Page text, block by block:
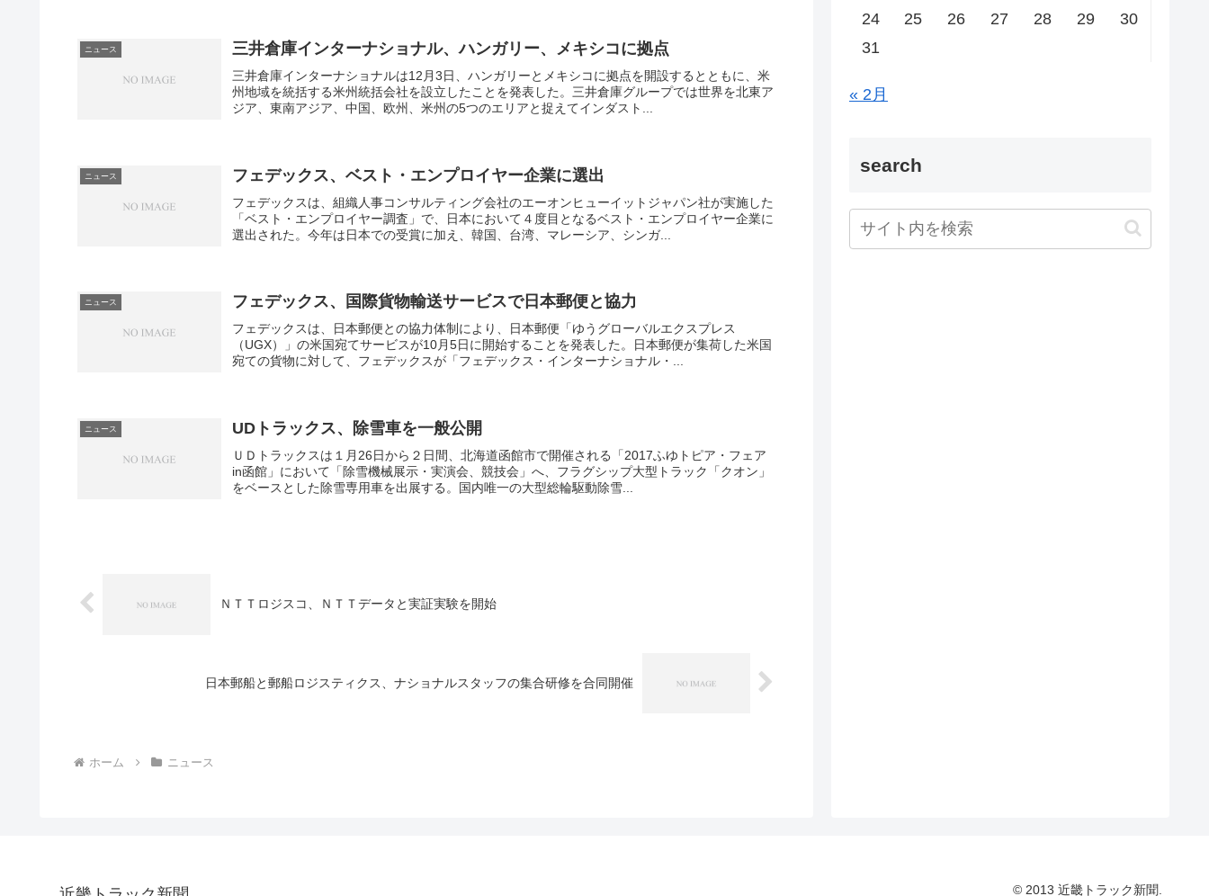
ニュース 三井倉庫インターナショナル、ハンガリー、メキシコに拠点
三井倉庫インターナショナルは12月3日、ハンガリーとメキシコに拠点を開設するとともに、米
州地域を統括する米州統括会社を設立したことを発表した。三井倉庫グループでは世界を北東ア
ジア、東南アジア、中国、欧州、米州の5つのエリアと捉えてインダスト...
ニュース フェデックス、ベスト・エンプロイヤー企業に選出
フェデックスは、組織人事コンサルティング会社のエーオンヒューイットジャパン社が実施した
「ベスト・エンプロイヤー調査」で、日本において４度目となるベスト・エンプロイヤー企業に
選出された。今年は日本での受賞に加え、韓国、台湾、マレーシア、シンガ...
ニュース フェデックス、国際貨物輸送サービスで日本郵便と協力
フェデックスは、日本郵便との協力体制により、日本郵便「ゆうグローバルエクスプレス
（UGX）」の米国宛てサービスが10月5日に開始することを発表した。日本郵便が集荷した米国
宛ての貨物に対して、フェデックスが「フェデックス・インターナショナル・...
ニュース UDトラックス、除雪車を一般公開
ＵＤトラックスは１月26日から２日間、北海道函館市で開催される「2017ふゆトピア・フェア
in函館」において「除雪機械展示・実演会、競技会」へ、フラグシップ大型トラック「クオン」
をベースとした除雪専用車を出展する。国内唯一の大型総輪駆動除雪...
ＮＴＴロジスコ、ＮＴＴデータと実証実験を開始
日本郵船と郵船ロジスティクス、ナショナルスタッフの集合研修を合同開催
ホーム ニュース
24
25 26 27 28 29
30
31
« 2月
search
© 2013 近畿トラック新聞.